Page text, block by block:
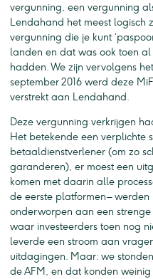
vergunning, een vergunning
Lendahand het meest logisch
vergunning die je kunt
landen en dat was ook toen
hadden. We zijn vervolgens
september 2016 werd deze
verstrekt aan Lendahand.
Deze vergunning verkrijgen
Het betekende een verplichte
betaaldienstverlener (om zo
garanderen), er moest een
komen met daarin alle
de eerste platformen –
onderworpen aan een strenge
waar investeerders toen nog
leverde een stroom aan
uitdagingen. Maar: we
de AFM, en dat konden